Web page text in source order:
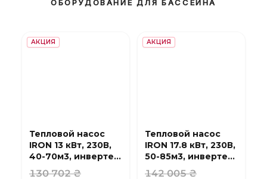
ОБОРУДОВАНИЕ ДЛЯ БАССЕЙНА
АКЦИЯ
Тепловой насос
IRON 13 кВт, 230В,
40-70м3, инвертер,
с охлаждением,
130 702 ₴
АКЦИЯ
Тепловой насос
IRON 17.8 кВт, 230В,
50-85м3, инвертер,
с охлаждением,
142 005 ₴